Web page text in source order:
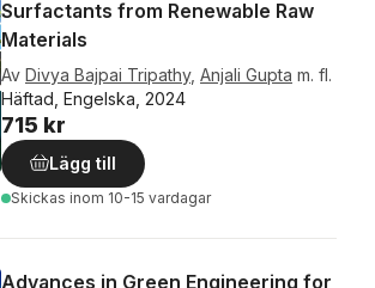
Surfactants from Renewable Raw
Materials
Av Divya Bajpai Tripathy, Anjali Gupta m. fl.
Häftad, Engelska, 2024
715 kr
Lägg till
Skickas inom 10-15 vardagar
Advances in Green Engineering for